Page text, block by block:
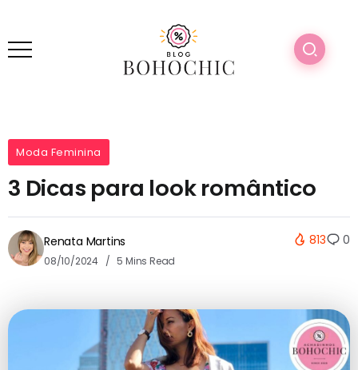
Moda Feminina
3 Dicas para look romântico
Renata Martins
08/10/2024 5 Mins Read
813 0